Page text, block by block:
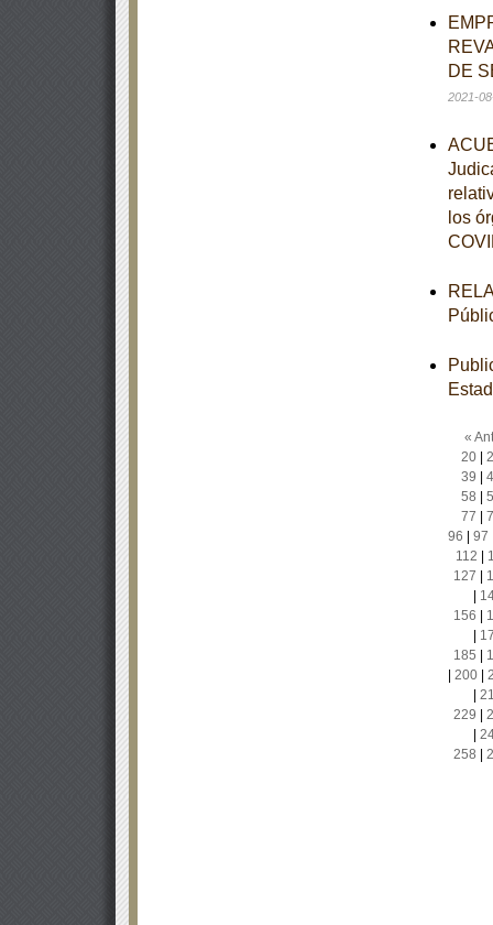
DE
2021-
los
«
20|
39
58
77
96
97
112
127
156
185
200|
229
258